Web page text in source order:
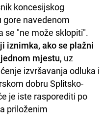
koncesijskog
gore navedenom
se "ne može sklopiti".
iznimka, ako se plažni
mjestu, uz
izvršavanja odluka i
dobru Splitsko-
je iste rasporediti po
priloženim